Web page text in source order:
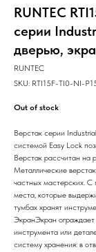
RUNTEC
серии
дверью,
RUNTEC
SKU: RTI15F-TI0-NI-
Out of stock
Верстак серии
системой Easy Lock
Верстак рассчитан на
Металлические
частных мастерских.
места, которые
тумбах хранят
ЭкранЭкран ограждает
инструмента или
систему хранения: в